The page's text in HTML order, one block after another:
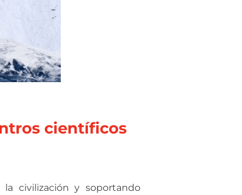
científicos
civilización y soportando